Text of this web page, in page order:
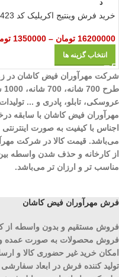
د
خرید فرش وینتیج اکریلیک کد 423
16200000 تومان –
1350000
انتخاب گزینه ها
شرکت مهرآوران فیض کاشان در
عروسکی، تابلو، پادری و ...
اجناس با کیفیت به صورت
می‌باشد. قیمت کالا در شرکت
از کارخانه و حذف شدن واسطه بین
مناسب تر و ارزان تر می‌باشد.
فرش مهرآوران فیض کاشان
فروش مستقیم و بدون واسطه از
فروش محصولات به صورت عمده
امکان خرید غیر حضوری کالا و
تولید کننده فرش در ابعاد سفارشی